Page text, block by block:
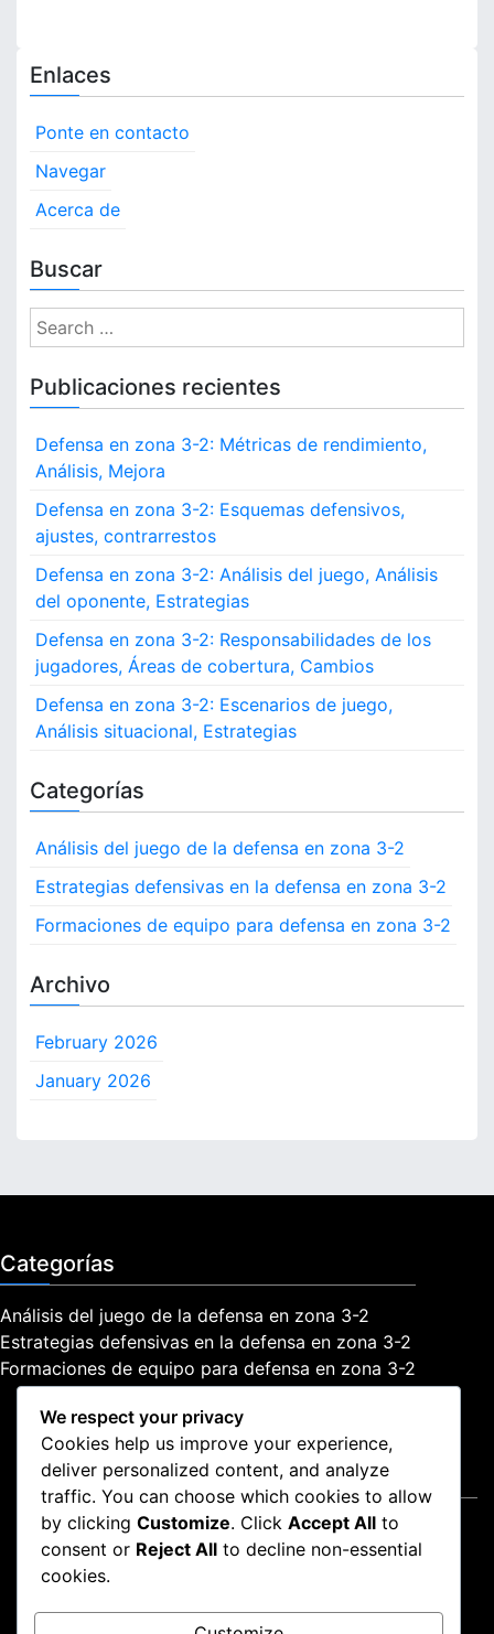
Enlaces
Ponte en contacto
Navegar
Acerca de
Buscar
S
e
a
r
h
o
Publicaciones recientes
Defensa en zona 3-2: Métricas de rendimiento,
Análisis, Mejora
Defensa en zona 3-2: Esquemas defensivos,
ajustes, contrarrestos
Defensa en zona 3-2: Análisis del juego, Análisis
del oponente, Estrategias
Defensa en zona 3-2: Responsabilidades de los
jugadores, Áreas de cobertura, Cambios
Defensa en zona 3-2: Escenarios de juego,
Análisis situacional, Estrategias
Categorías
Análisis del juego de la defensa en zona 3-2
Estrategias defensivas en la defensa en zona 3-2
Formaciones de equipo para defensa en zona 3-2
Archivo
February 2026
January 2026
Categorías
Análisis del juego de la defensa en zona 3-2
Estrategias defensivas en la defensa en zona 3-2
Formaciones de equipo para defensa en zona 3-2
Legal
Política de protección de datos
Política de cookies
Términos y condiciones
Ponte en contacto
We respect your privacy
Cookies help us improve your experience,
deliver personalized content, and analyze
traffic. You can choose which cookies to allow
by clicking Customize. Click Accept All to
consent or Reject All to decline non-essential
cookies.